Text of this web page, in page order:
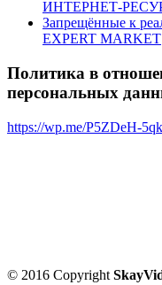
ИНТЕРНЕТ-
Запрещённые к
EXPERT MARKET
Политика в
персональных
https://wp.me/P5ZDeH-5qk
© 2016 Copyright